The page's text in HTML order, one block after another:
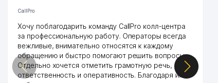
CallPro
Хочу поблагодарить команду CallPro колл-центра
за профессиональную работу. Операторы всегда
вежливые, внимательно относятся к каждому
обращению и быстро помогают решить вопросы.
Отдельно хочется отметить грамотную речь,
ответственность и оперативность. Благодаря их